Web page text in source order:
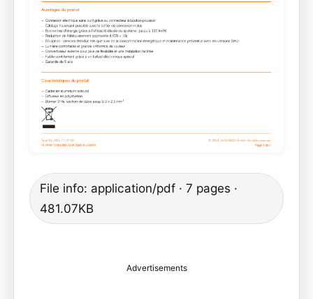
File info: application/pdf · 7 pages ·
481.07KB
Advertisements